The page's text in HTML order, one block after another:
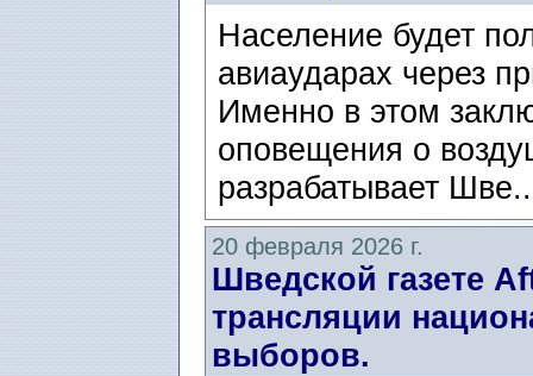
Население будет
авиаударах через
Именно в этом
оповещения о
разрабатывает
20 февраля 2026 г.
Шведской газете
трансляции
выборов.